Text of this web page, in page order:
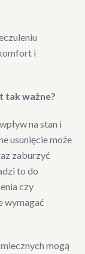
i
tak ważne?
na stan i
usunięcie może
zaburzyć
to do
czy
wymagać
mogą